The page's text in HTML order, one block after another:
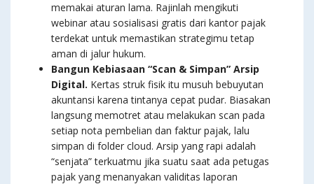
memakai aturan lama. Rajinlah mengikuti
webinar atau sosialisasi gratis dari kantor pajak
terdekat untuk memastikan strategimu tetap
aman di jalur hukum.
Bangun Kebiasaan “Scan & Simpan” Arsip
Digital. Kertas struk fisik itu musuh bebuyutan
akuntansi karena tintanya cepat pudar. Biasakan
langsung memotret atau melakukan scan pada
setiap nota pembelian dan faktur pajak, lalu
simpan di folder cloud. Arsip yang rapi adalah
“senjata” terkuatmu jika suatu saat ada petugas
pajak yang menanyakan validitas laporan